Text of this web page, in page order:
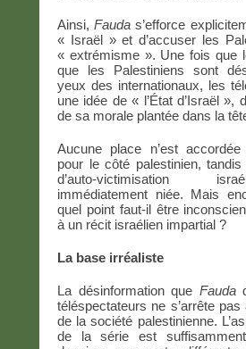
Ainsi,Fauda s’efforce
« Israël » et d’accuser les
« extrémisme ». Une fois que
que les Palestiniens sont
yeux des internationaux, les
une idée de « l’État d’Israël »,
de sa morale plantée dans la
Aucune place n’est
pour le côté palestinien,
d’auto-victimisation
immédiatement niée. Mais
quel point faut-il être
à un récit israélien impartial ?
La base irréaliste
La désinformation que Fauda
téléspectateurs ne s’arrête
de la société palestinienne.
de la série est